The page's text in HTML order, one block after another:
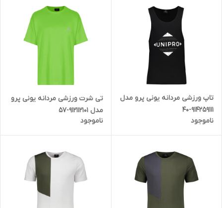
تاپ ورزشی مردانه یونی پرو مدل
914259111-40
ناموجود
تی شرت ورزشی مردانه یونی پرو
مدل 912112101-57
ناموجود